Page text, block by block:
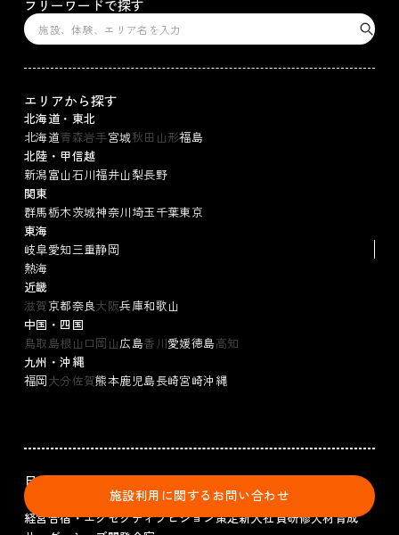
施設利用に関するお問い合わせ
フリーワードで探す
エリアから探す
北海道・東北
北海道青森岩手宮城秋田 山形福島
北陸・甲信越
新潟富山石川福井山梨長野
関東
群馬栃木茨城神奈川埼玉千葉東京
東海
岐阜愛知三重静岡
熱海
近畿
滋賀京都奈良大阪兵庫和歌山
中国・四国
鳥取島根 山口岡山広島香川愛媛徳島高知
九州・沖縄
福岡大分佐賀熊本鹿児島長崎宮崎沖縄
目的から探す
チームビルディングオフサイトミーティング
経営合宿・エグゼクティブビジョン策定新入社員研修人材育成